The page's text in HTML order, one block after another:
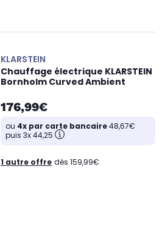
KLARSTEIN
Chauffage électrique KLARSTEIN
Bornholm Curved Ambient
176,99€
ou 4x par carte bancaire48,67€
puis 3x 44,25
1 autre offre dès 159,99€